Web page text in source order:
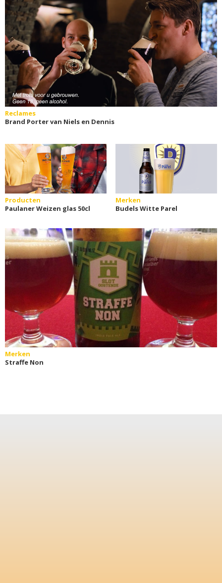
Reclames
Brand Porter van Niels en Dennis
Producten
Paulaner Weizen glas 50cl
Merken
Budels Witte Parel
Merken
Straffe Non